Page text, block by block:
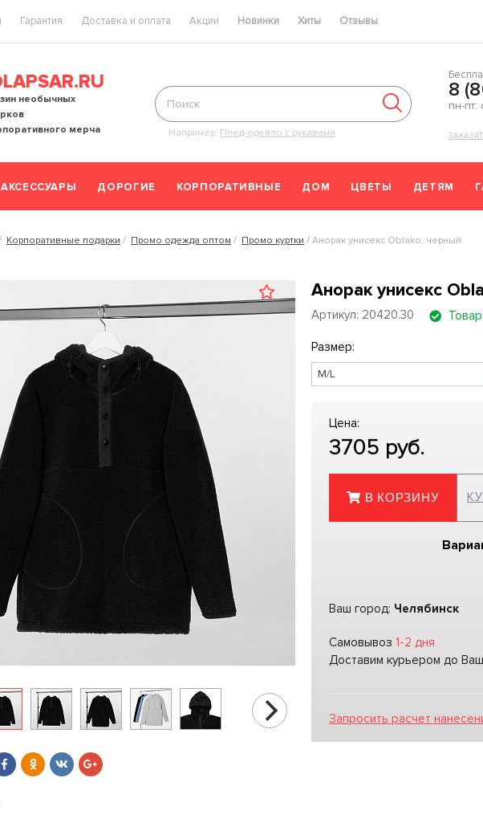
Гарантия Доставка и оплата Акции Новинки Хиты Отзывы
необычных
мерча
Например: Плед-одеяло с рукавами
8
пн-пт:
АКСЕССУАРЫ ДОРОГИЕ КОРПОРАТИВНЫЕ ДОМ ЦВЕТЫ ДЕТЯМ
Корпоративные подарки Промо одежда оптом Промо куртки Анорак унисекс Oblako, черный
Анорак унисекс
Артикул: 20420.30
Размер:
Цена:
3705 руб.
В КОРЗИНУ
Ваш город: Челябинск
Самовывоз 1-2 дня
Доставим курьером до
Запросить расчет